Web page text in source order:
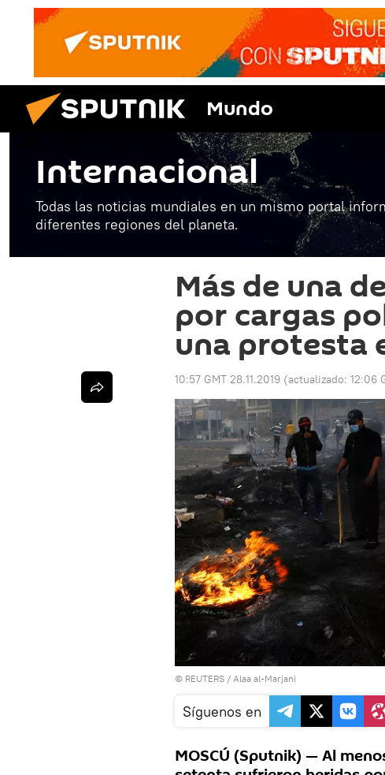
Mundo
Internacional
Todas las noticias mundiales en un mismo portal
diferentes regiones del planeta.
Más de una
por cargas
una protesta
10:57 GMT 28.11.2019 (actualizado: 12:06
© REUTERS / Alaa al-Marjani
Síguenos en
MOSCÚ (Sputnik) — Al